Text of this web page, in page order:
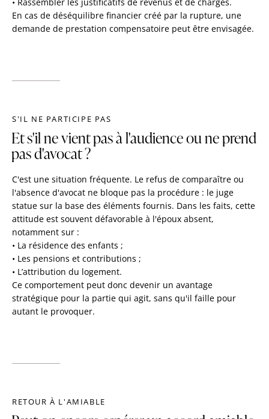
En cas de déséquilibre financier créé par la rupture, une
demande de prestation compensatoire peut être envisagée.
S'IL NE PARTICIPE PAS
Et s'il ne vient pas à l'audience ou ne prend
pas d'avocat ?
C'est une situation fréquente. Le refus de comparaître ou
l'absence d'avocat ne bloque pas la procédure : le juge
statue sur la base des éléments fournis. Dans les faits, cette
attitude est souvent défavorable à l'époux absent,
notamment sur :
• La résidence des enfants ;
• Les pensions et contributions ;
• L’attribution du logement.
Ce comportement peut donc devenir un avantage
stratégique pour la partie qui agit, sans qu'il faille pour
autant le provoquer.
RETOUR À L'AMIABLE